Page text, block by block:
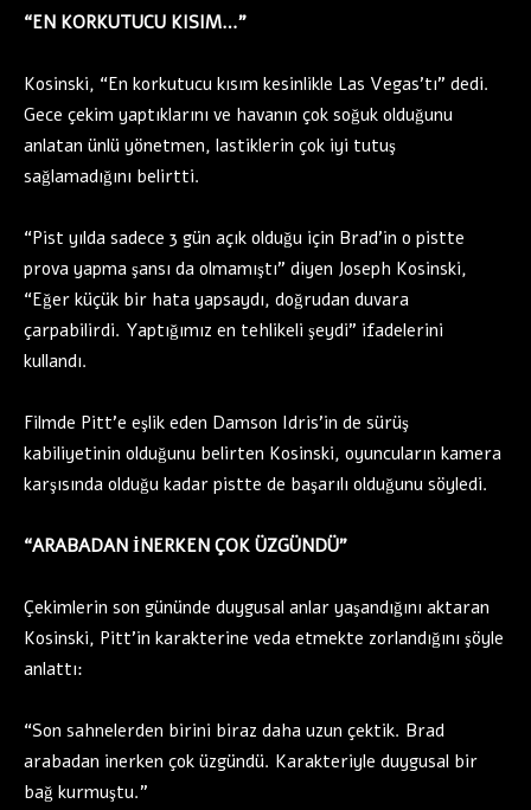
“EN KORKUTUCU KISIM…”
Kosinski, “En korkutucu kısım kesinlikle Las Vegas’tı” dedi.
Gece çekim yaptıklarını ve havanın çok soğuk olduğunu
anlatan ünlü yönetmen, lastiklerin çok iyi tutuş
sağlamadığını belirtti.
“Pist yılda sadece 3 gün açık olduğu için Brad’in o pistte
prova yapma şansı da olmamıştı” diyen Joseph Kosinski,
“Eğer küçük bir hata yapsaydı, doğrudan duvara
çarpabilirdi. Yaptığımız en tehlikeli şeydi” ifadelerini
kullandı.
Filmde Pitt’e eşlik eden Damson Idris’in de sürüş
kabiliyetinin olduğunu belirten Kosinski, oyuncuların kamera
karşısında olduğu kadar pistte de başarılı olduğunu söyledi.
“ARABADAN İNERKEN ÇOK ÜZGÜNDÜ”
Çekimlerin son gününde duygusal anlar yaşandığını aktaran
Kosinski, Pitt’in karakterine veda etmekte zorlandığını şöyle
anlattı:
“Son sahnelerden birini biraz daha uzun çektik. Brad
arabadan inerken çok üzgündü. Karakteriyle duygusal bir
bağ kurmuştu.”